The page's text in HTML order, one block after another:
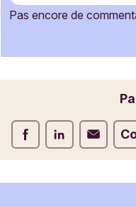
m
a
d
e
c
m
Votre adresse e-
Pas encore de
Partager via Facebook
Partager viaPartager